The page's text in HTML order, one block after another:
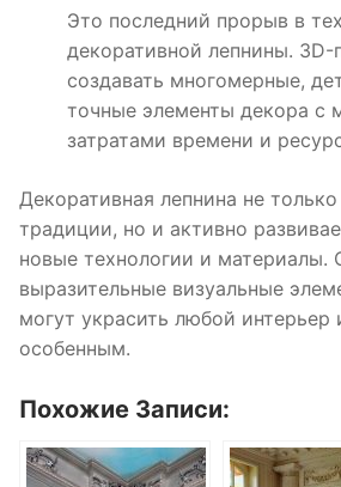
Это последний прорыв в
декоративной лепнины. 3D-
создавать многомерные,
точные элементы декора с
затратами времени и
Декоративная лепнина не
традиции, но и активно
новые технологии и материалы.
выразительные визуальные
могут украсить любой интерьер
особенным.
Похожие Записи: